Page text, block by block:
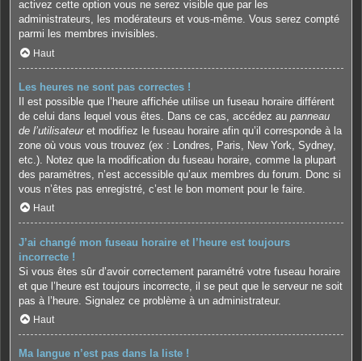
activez cette option vous ne serez visible que par les
administrateurs, les modérateurs et vous-même. Vous serez compté
parmi les membres invisibles.
Haut
Les heures ne sont pas correctes !
Il est possible que l’heure affichée utilise un fuseau horaire différent
de celui dans lequel vous êtes. Dans ce cas, accédez au panneau
de l’utilisateuret modifiez le fuseau horaire afin qu’il corresponde à la
zone où vous vous trouvez (ex : Londres, Paris, New York, Sydney,
etc.). Notez que la modification du fuseau horaire, comme la plupart
des paramètres, n’est accessible qu’aux membres du forum. Donc si
vous n’êtes pas enregistré, c’est le bon moment pour le faire.
Haut
J’ai changé mon fuseau horaire et l’heure est toujours
incorrecte !
Si vous êtes sûr d’avoir correctement paramétré votre fuseau horaire
et que l’heure est toujours incorrecte, il se peut que le serveur ne soit
pas à l’heure. Signalez ce problème à un administrateur.
Haut
Ma langue n’est pas dans la liste !